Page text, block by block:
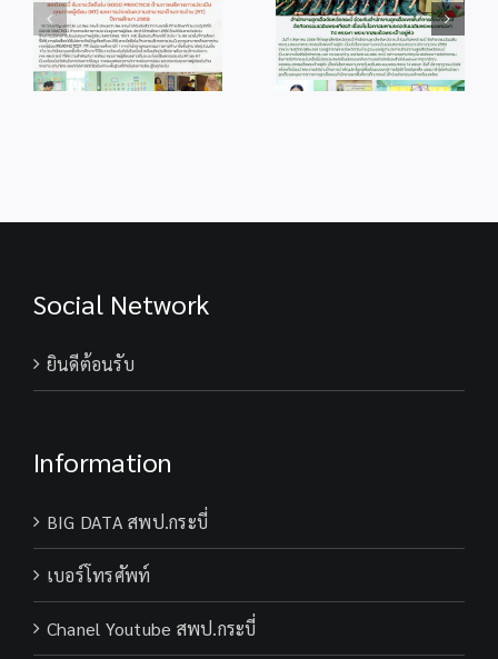
info 4-1 info 28-1
Social Network
ยินดีต้อนรับ
Information
BIG DATA สพป.กระบี่
เบอร์โทรศัพท์
Chanel Youtube สพป.กระบี่